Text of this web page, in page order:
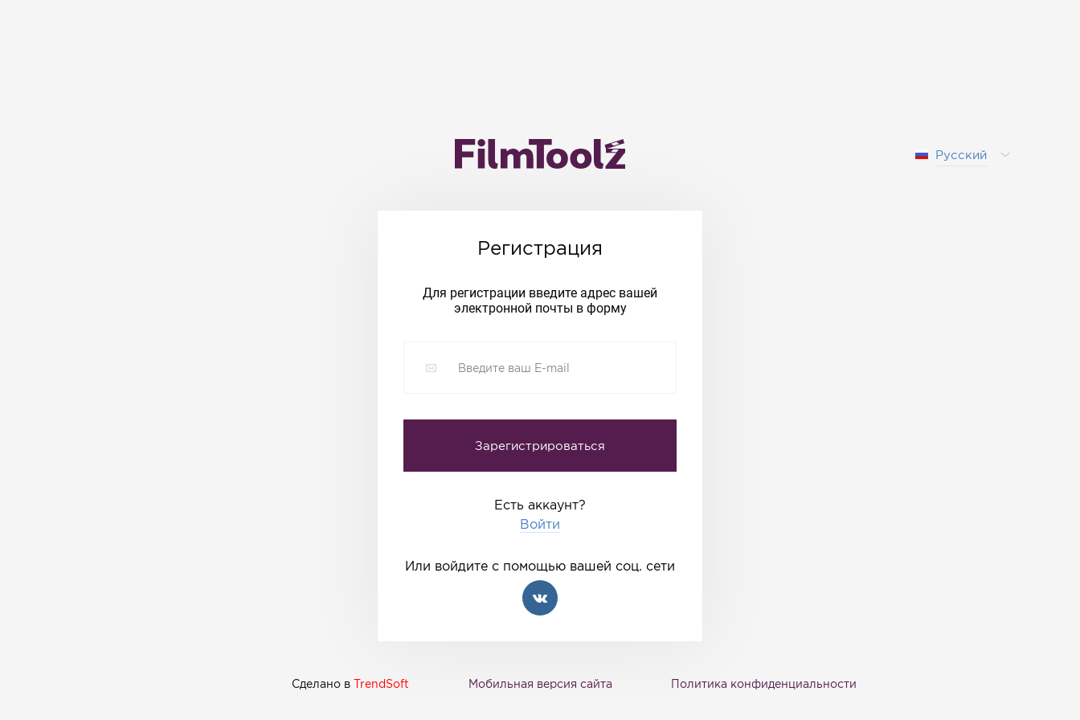
Русский
Регистрация
Для регистрации введите адрес вашей
электронной почты в форму
Есть аккаунт?
Войти
Или войдите с помощью вашей соц. сети
Сделано в TrendSoft Мобильная версия сайта Политика конфиденциальности